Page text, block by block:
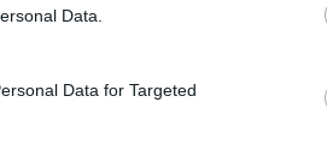
Data.
Data for Targeted
tartozik, melynek olvasása